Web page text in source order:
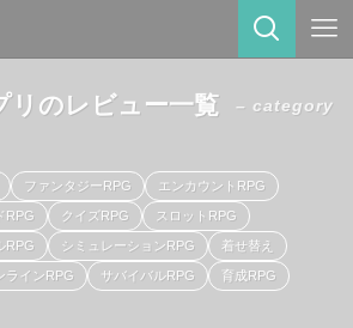
リのレビュー一覧
– category
ファンタジーRPG エンカウントRPG
RPG クイズRPG スロットRPG
RPG シミュレーションRPG 着せ替え
ラインRPG サバイバルRPG 育成RPG